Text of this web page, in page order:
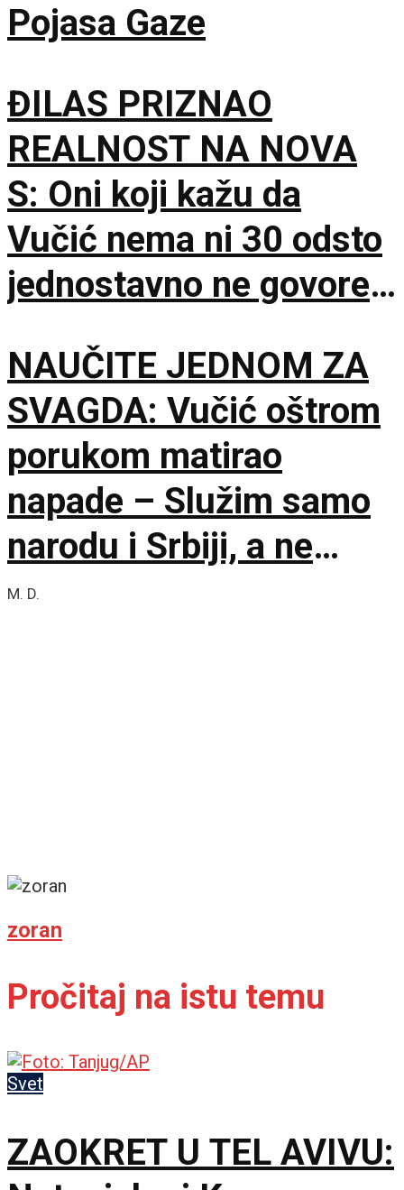
Pojasa Gaze
ĐILAS PRIZNAO
REALNOST NA NOVA
S: Oni koji kažu da
Vučić nema ni 30 odsto
jednostavno ne govore
NAUČITE JEDNOM ZA
SVAGDA: Vučić oštrom
porukom matirao
napade – Služim samo
narodu i Srbiji, a ne
stranim silama
M. D.
zoran
Pročitaj na istu temu
Svet
ZAOKRET U TEL AVIVU: